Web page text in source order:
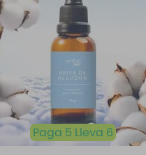
Paga 5 Lleva 6